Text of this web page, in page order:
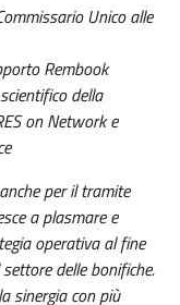
Unico alle
Rembook
della
on Network e
per il tramite
a plasmare e
operativa al fine
delle bonifiche.
sinergia con più